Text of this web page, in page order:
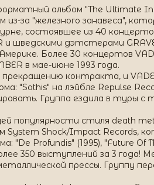
альбом "The Ultimate
за "железного занавеса",
состоявшее из 40
и шведскими дэтстерами
Более 30 концертов
в мае-июне 1993 года.
прекращению контракта, и
"Sothis" на лэйбле Repulse
Группа ездила в туры с
популярности стиля death
Shock/Impact Records,
Profundis" (1995), "Future Of
350 выступлений за 3 года!
прессы. Группу